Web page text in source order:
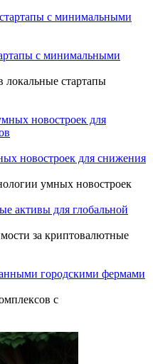
с минимальными
локальные стартапы
новостроек для снижения
умных новостроек
активы для глобальной
за криптовалютные
городскими фермами
с